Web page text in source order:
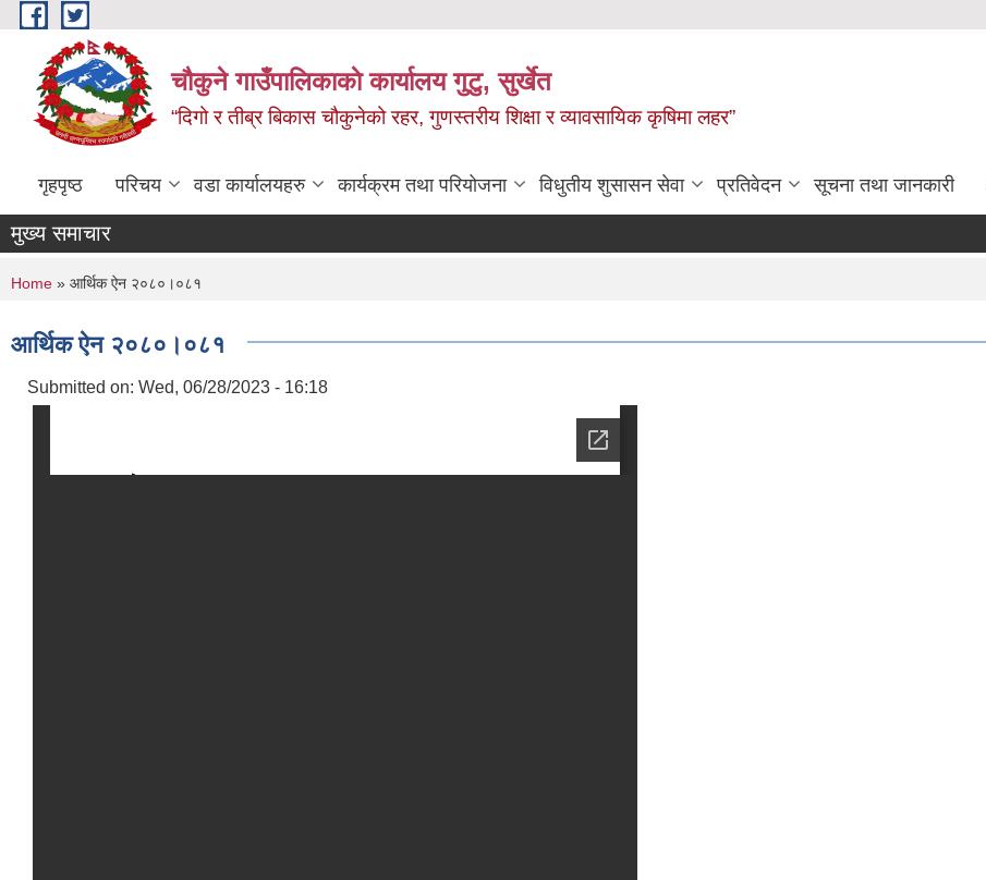
Skip to main content
चौकुने गाउँपालिकाकाे कार्यालय गुटु, सुर्खेत
“दिगो र तीब्र बिकास चौकुनेको रहर, गुणस्तरीय शिक्षा र व्यावसायिक कृषिमा लहर”
गृहपृष्ठ परिचय वडा कार्यालयहरु कार्यक्रम तथा परियोजना विधुतीय शुसासन सेवा प्रतिवेदन सूचना तथा जानकारी
मुख्य समाचार
You are here
Home » आर्थिक ऐन २०८०।०८१
आर्थिक ऐन २०८०।०८१
Submitted on: Wed, 06/28/2023 - 16:18